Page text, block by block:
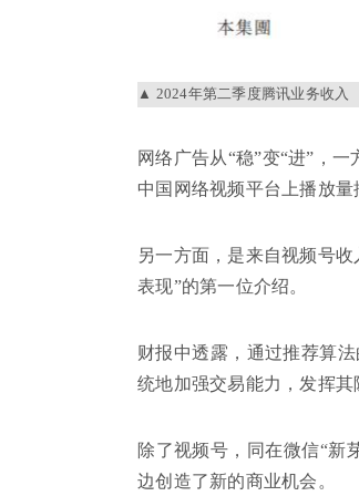
2024年第二季度腾讯业务收入
网络广告从“稳”变“进”，
中国网络视频平台上播放量
另一方面，是来自视频号
表现”的第一位介绍。
财报中透露，通过推荐算
统地加强交易能力，发挥其
除了视频号，同在微信“新
边创造了新的商业机会。